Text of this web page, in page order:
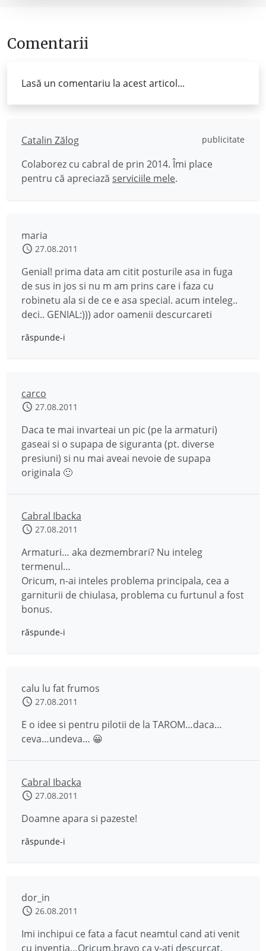
Comentarii
Lasă un comentariu la acest articol...
Catalin Zălog publicitate
Colaborez cu cabral de prin 2014. Îmi place
pentru că apreciază serviciile mele.
maria
27.08.2011
Genial! prima data am citit posturile asa in fuga
de sus in jos si nu m am prins care i faza cu
robinetu ala si de ce e asa special. acum inteleg..
deci.. GENIAL:))) ador oamenii descurcareti
răspunde-i
carco
27.08.2011
Daca te mai invarteai un pic (pe la armaturi)
gaseai si o supapa de siguranta (pt. diverse
presiuni) si nu mai aveai nevoie de supapa
originala 🙂
Cabral Ibacka
27.08.2011
Armaturi… aka dezmembrari? Nu inteleg
termenul…
Oricum, n-ai inteles problema principala, cea a
garniturii de chiulasa, problema cu furtunul a fost
bonus.
răspunde-i
calu lu fat frumos
27.08.2011
E o idee si pentru pilotii de la TAROM…daca…
ceva…undeva… 😀
Cabral Ibacka
27.08.2011
Doamne apara si pazeste!
răspunde-i
dor_in
26.08.2011
Imi inchipui ce fata a facut neamtul cand ati venit
cu inventia…Oricum,bravo ca v-ati descurcat.